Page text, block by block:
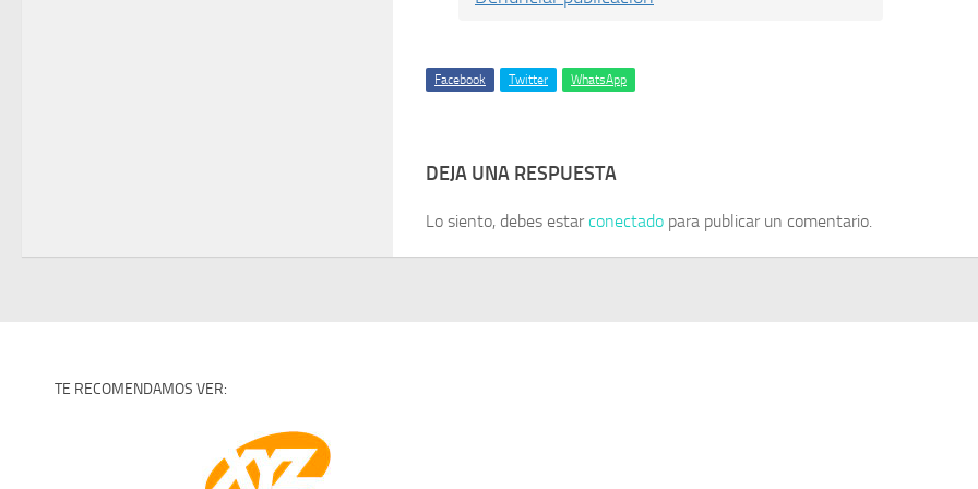
Facebook Twitter WhatsApp
DEJA UNA RESPUESTA
Lo siento, debes estarconectado para publicar un comentario.
TE RECOMENDAMOS VER: